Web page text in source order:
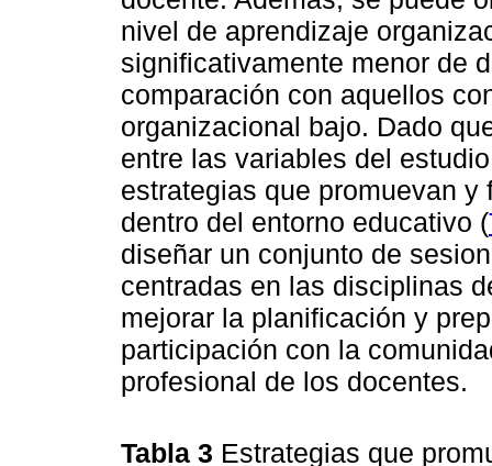
nivel de aprendizaje
significativamente menor de
comparación con aquellos
organizacional bajo. Dado
entre las variables del
estrategias que promuevan
dentro del entorno educativo (
diseñar un conjunto de
centradas en las disciplinas
mejorar la planificación y
participación con la
profesional de los docentes.
Tabla 3 Estrategias que